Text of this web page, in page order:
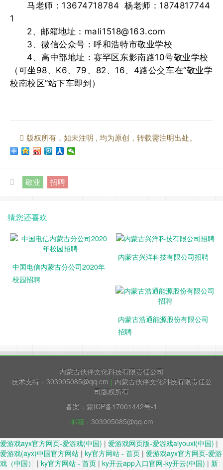
马老师：13674718784 杨老师：1874817744
1
2、邮箱地址：mali1518@163.com
3、微信公众号：呼和浩特市敬业学校
4、高中部地址：赛罕区东影南路10号敬业学校
（可坐98、K6、79、82、16、4路公交车在“敬业学
校南校区”站下车即到）
版权所有，如未注明 , 均为原创，转载需注明出处。
敬业 招聘
猜您还喜欢
中国电信内蒙古分公司2020年
校园招聘
内蒙古兴洋科技有限公司招聘
内蒙古浩通能源股份有限公司
招聘
内蒙古伙伴文化科技有限责任公司
技术支持：303905085@qq.cm | 内蒙古伙伴文化科技有限责任公
司版权所有
备案：蒙ICP备17001442号-1
邮箱： 303905085@qq.cm
爱游戏ayx官方网页-爱游戏(中国) | 爱游戏网页版-爱游戏aiyouxi(中国) |
爱游戏(ayx)中国官方网站 | ky官方网站 - 首页 | 爱游戏ayx官方网页-爱游
戏（中国）
| ky官方网站 - 首页 | ky开云app入口官网-ky开云(中国) | 新